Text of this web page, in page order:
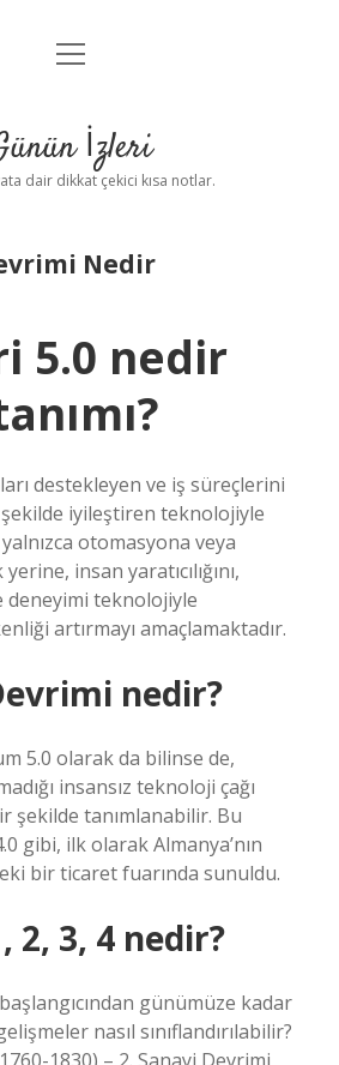
Anasayfa
Yasal Uyarı
menüyü
İzleri
dair dikkat çekici kısa notlar.
Nedir
5.0 nedir
destekleyen ve iş süreçlerini
iyileştiren teknolojiyle
otomasyona veya
insan yaratıcılığını,
deneyimi teknolojiyle
artırmayı amaçlamaktadır.
nedir?
5.0 olarak da bilinse de,
insansız teknoloji çağı
şekilde tanımlanabilir. Bu
gibi, ilk olarak Almanya’nın
bir ticaret fuarında sunuldu.
2, 3, 4 nedir?
günümüze kadar
nasıl sınıflandırılabilir?